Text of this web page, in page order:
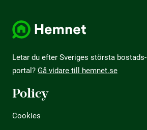
Letar du efter Sveriges största bostads­
portal? Gå vidare till hemnet.se
Policy
Cookies